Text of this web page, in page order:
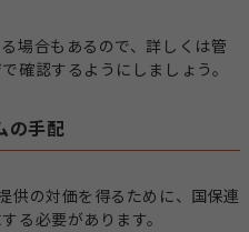
場合もあるので、詳しくは管
確認するようにしましょう。
の手配
供の対価を得るために、国保連
る必要があります。